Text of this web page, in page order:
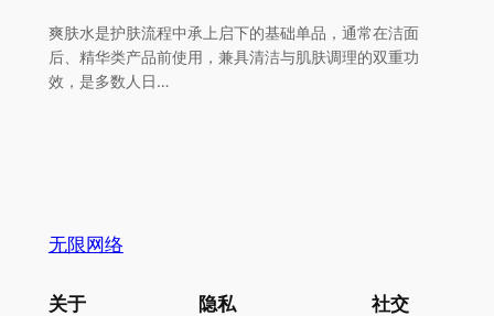
爽肤水是护肤流程中承上启下的基础单品，通常在洁面
后、精华类产品前使用，兼具清洁与肌肤调理的双重功
效，是多数人日…
无限网络
关于 隐私 社交